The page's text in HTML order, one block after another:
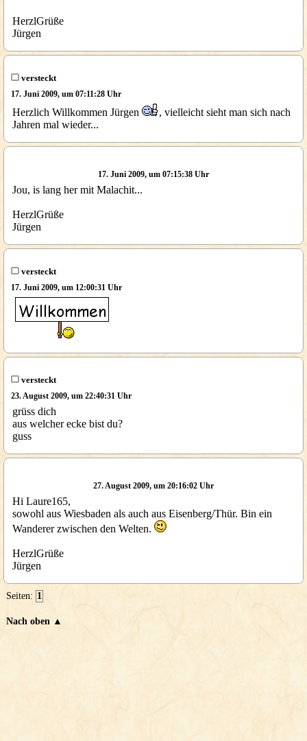
HerzlGrüße
Jürgen
versteckt
17. Juni 2009, um 07:11:28 Uhr
Herzlich Willkommen Jürgen
, vielleicht sieht man sich nach
Jahren mal wieder...
17. Juni 2009, um 07:15:38 Uhr
Jou, is lang her mit Malachit...
HerzlGrüße
Jürgen
versteckt
17. Juni 2009, um 12:00:31 Uhr
versteckt
23. August 2009, um 22:40:31 Uhr
grüss dich
aus welcher ecke bist du?
guss
27. August 2009, um 20:16:02 Uhr
Hi Laure165,
sowohl aus Wiesbaden als auch aus Eisenberg/Thür. Bin ein
Wanderer zwischen den Welten.
HerzlGrüße
Jürgen
Seiten: 1
Nach oben ▲